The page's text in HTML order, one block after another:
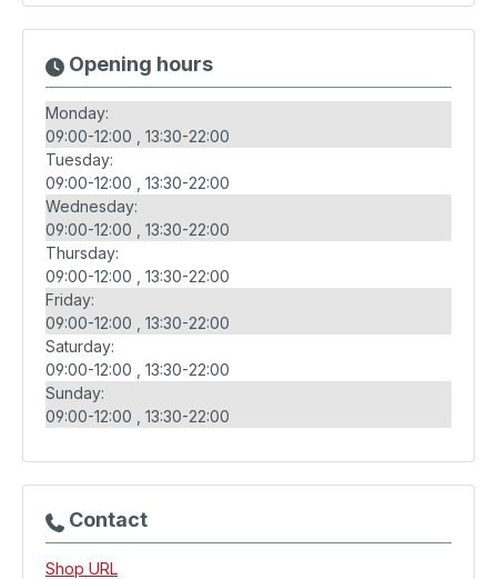
Opening hours
Monday:
09:00-12:00
13:30-22:00
Tuesday:
09:00-12:00
13:30-22:00
Wednesday:
09:00-12:00
13:30-22:00
Thursday:
09:00-12:00
13:30-22:00
Friday:
09:00-12:00
13:30-22:00
Saturday:
09:00-12:00
13:30-22:00
Sunday:
09:00-12:00
13:30-22:00
Contact
Shop URL